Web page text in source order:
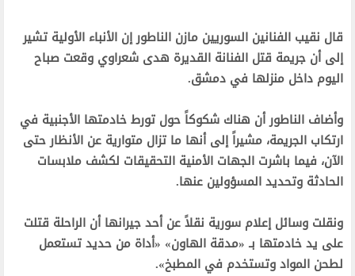
قال نقيب الفنانين السوريين مازن الناطور إن الأنباء الأولية تشير
إلى أن جريمة قتل الفنانة القديرة هدى شعراوي وقعت صباح
اليوم داخل منزلها في دمشق.
وأضاف الناطور أن هناك شكوكاً حول تورط خادمتها الأجنبية في
ارتكاب الجريمة، مشيراً إلى أنها ما تزال متوارية عن الأنظار حتى
الآن، فيما باشرت الجهات الأمنية التحقيقات لكشف ملابسات
الحادثة وتحديد المسؤولين عنها.
ونقلت وسائل إعلام سورية نقلاً عن أحد جيرانها أن الراحلة قتلت
على يد خادمتها بـ «مدقة الهاون» «أداة من حديد تستعمل
لطحن المواد وتستخدم في المطبخ».